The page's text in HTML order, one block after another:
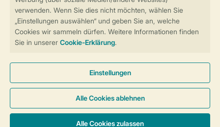
Sicherstellung Deiner Privatsphäre
Cookies und Banner
Barrierefreiheit
© 2026 Landal GreenParks GmbH